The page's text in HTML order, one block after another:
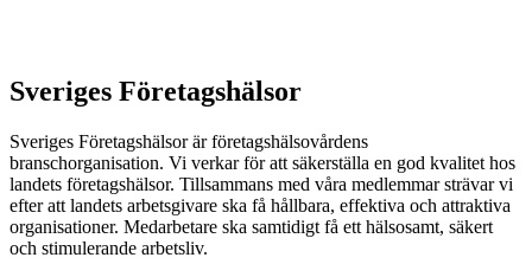
Sveriges Företagshälsor
Sveriges Företagshälsor är företagshälsovårdens
branschorganisation. Vi verkar för att säkerställa en god kvalitet hos
landets företagshälsor. Tillsammans med våra medlemmar strävar vi
efter att landets arbetsgivare ska få hållbara, effektiva och attraktiva
organisationer. Medarbetare ska samtidigt få ett hälsosamt, säkert
och stimulerande arbetsliv.